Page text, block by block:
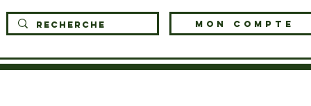
MON COMPTE